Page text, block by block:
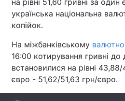
Зброя
Цікавинки
Екологія
на рівні 51,60 гривні за один
українська національна
копійок.
На міжбанківському
16:00 котирування гривні до
встановилися на рівні
євро - 51,62/51,63 грн/євро.